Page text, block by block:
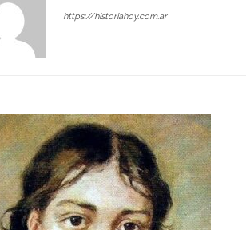
https://historiahoy.com.ar